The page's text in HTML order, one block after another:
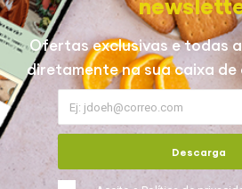
Ofertas exclusivas e todas
diretamente na sua caixa
Descarga